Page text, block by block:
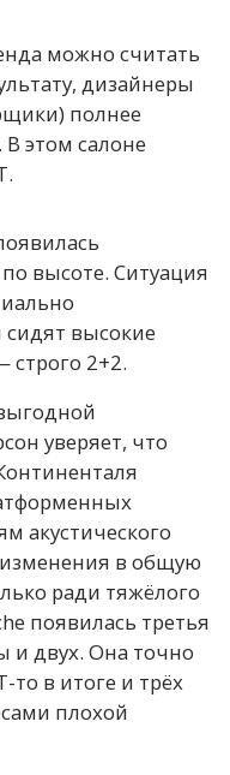
можно считать
дизайнеры
полнее
этом салоне
высоте. Ситуация
сидят высокие
2+2.
уверяет, что
акустического
в общую
ради тяжёлого
появилась третья
и двух. Она точно
то в итоге и трёх
плохой